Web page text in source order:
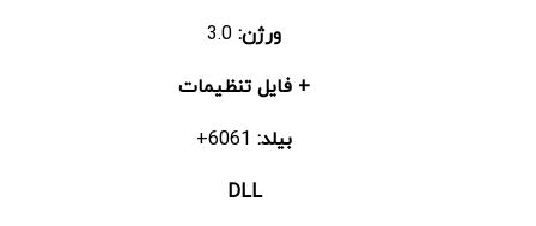
ورژن:
+ فایل تنظیمات
بیلد:
DLL